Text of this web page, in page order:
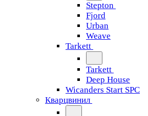
Stepton
Fjord
Urban
Weave
Tarkett
Tarkett
Deep House
Wicanders Start SPC
Кварцвинил